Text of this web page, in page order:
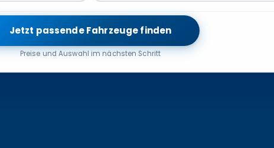
Jetzt passende Fahrzeuge finden
Preise und Auswahl im nächsten Schritt